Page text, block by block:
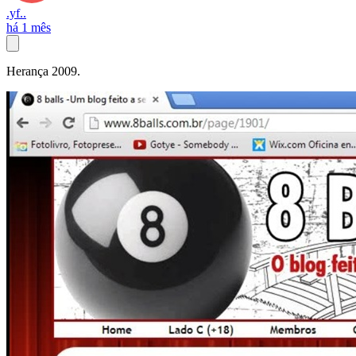
.yf..
há 1 mês
Herança 2009.